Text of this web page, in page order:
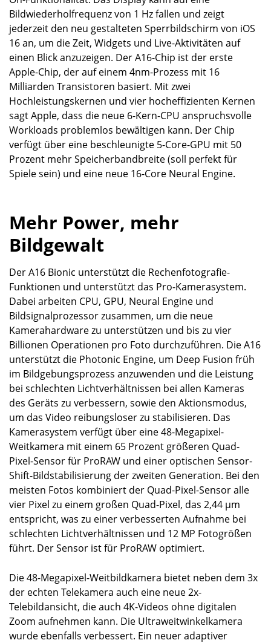
Bildwiederholfrequenz von 1 Hz fallen und zeigt
jederzeit den neu gestalteten Sperrbildschirm von iOS
16 an, um die Zeit, Widgets und Live-Aktivitäten auf
einen Blick anzuzeigen. Der A16-Chip ist der erste
Apple-Chip, der auf einem 4nm-Prozess mit 16
Milliarden Transistoren basiert. Mit zwei
Hochleistungskernen und vier hocheffizienten Kernen
sagt Apple, dass die neue 6-Kern-CPU anspruchsvolle
Workloads problemlos bewältigen kann. Der Chip
verfügt über eine beschleunigte 5-Core-GPU mit 50
Prozent mehr Speicherbandbreite (soll perfekt für
Spiele sein) und eine neue 16-Core Neural Engine.
Mehr Power, mehr
Bildgewalt
Der A16 Bionic unterstützt die Rechenfotografie-
Funktionen und unterstützt das Pro-Kamerasystem.
Dabei arbeiten CPU, GPU, Neural Engine und
Bildsignalprozessor zusammen, um die neue
Kamerahardware zu unterstützen und bis zu vier
Billionen Operationen pro Foto durchzuführen. Die A16
unterstützt die Photonic Engine, um Deep Fusion früh
im Bildgebungsprozess anzuwenden und die Leistung
bei schlechten Lichtverhältnissen bei allen Kameras
des Geräts zu verbessern, sowie den Aktionsmodus,
um das Video reibungsloser zu stabilisieren. Das
Kamerasystem verfügt über eine 48-Megapixel-
Weitkamera mit einem 65 Prozent größeren Quad-
Pixel-Sensor für ProRAW und einer optischen Sensor-
Shift-Bildstabilisierung der zweiten Generation. Bei den
meisten Fotos kombiniert der Quad-Pixel-Sensor alle
vier Pixel zu einem großen Quad-Pixel, das 2,44 μm
entspricht, was zu einer verbesserten Aufnahme bei
schlechten Lichtverhältnissen und 12 MP Fotogrößen
führt. Der Sensor ist für ProRAW optimiert.
Die 48-Megapixel-Weitbildkamera bietet neben dem 3x
der echten Telekamera auch eine neue 2x-
Telebildansicht, die auch 4K-Videos ohne digitalen
Zoom aufnehmen kann. Die Ultraweitwinkelkamera
wurde ebenfalls verbessert. Ein neuer adaptiver